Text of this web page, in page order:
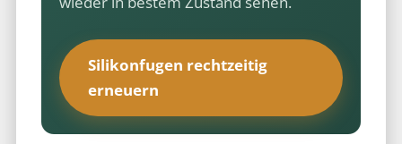
Silikonfugen rechtzeitig
erneuern